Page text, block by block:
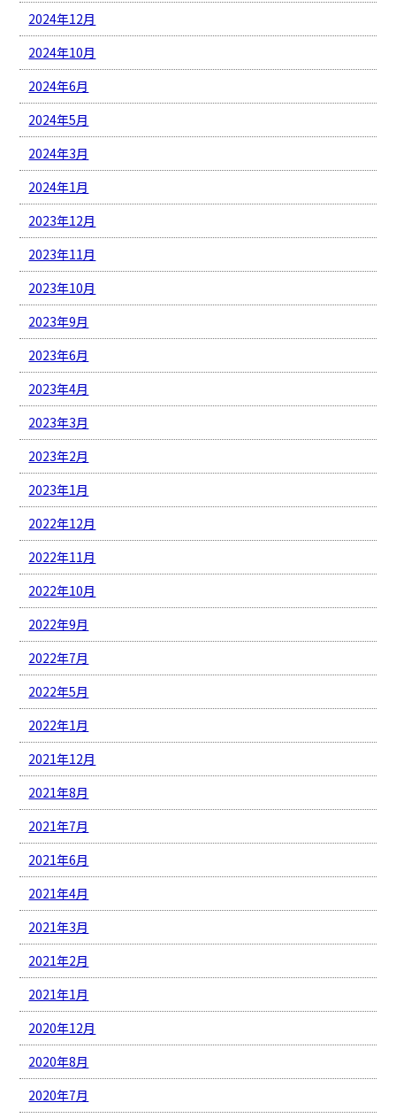
2024年12月
2024年10月
2024年6月
2024年5月
2024年3月
2024年1月
2023年12月
2023年11月
2023年10月
2023年9月
2023年6月
2023年4月
2023年3月
2023年2月
2023年1月
2022年12月
2022年11月
2022年10月
2022年9月
2022年7月
2022年5月
2022年1月
2021年12月
2021年8月
2021年7月
2021年6月
2021年4月
2021年3月
2021年2月
2021年1月
2020年12月
2020年8月
2020年7月